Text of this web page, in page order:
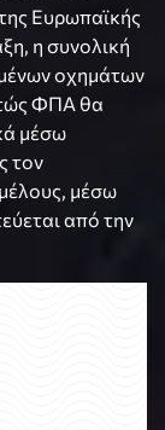
Ευρωπαϊκής
η συνολική
οχημάτων
ΦΠΑ θα
μέσω
τον
μέσω
από την